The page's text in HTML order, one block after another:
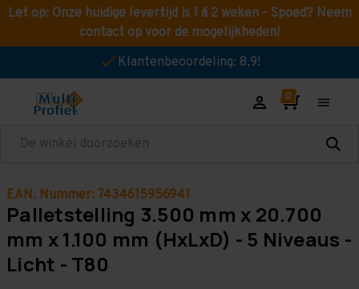
Let op: Onze huidige levertijd is 1 á 2 weken - Spoed? Neem
contact op voor de mogelijkheden!
Klantenbeoordeling: 8,9!
Zoeken
EAN. Nummer: 7434615956941
Palletstelling 3.500 mm x 20.700
mm x 1.100 mm (HxLxD) - 5 Niveaus -
Licht - T80